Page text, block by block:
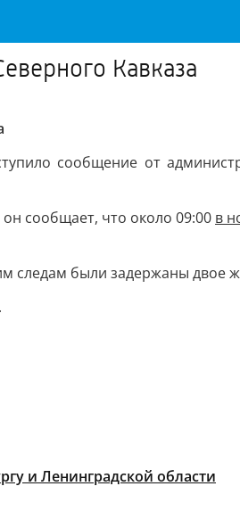
Кавказа
сообщение от
сообщает, что около 09:00 в
были задержаны двое
и Ленинградской области